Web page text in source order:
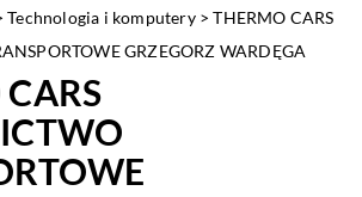
Technologia i komputery>THERMO CARS
GRZEGORZ WARDĘGA